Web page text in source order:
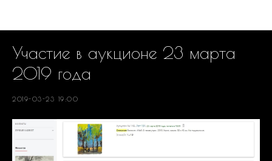
Участие в аукционе 23 марта
2019 года
2019-03-23 19:00